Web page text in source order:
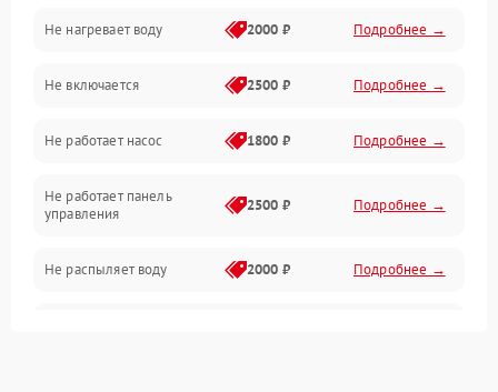
Датчики
Нагрев
Вода
Гигиена
Программное обеспечение
Не нагревает воду 2000 ₽ Подробнее →
Не включается 2500 ₽ Подробнее →
Не работает насос 1800 ₽ Подробнее →
Не работает панель
управления
2500 ₽ Подробнее →
Не распыляет воду 2000 ₽ Подробнее →